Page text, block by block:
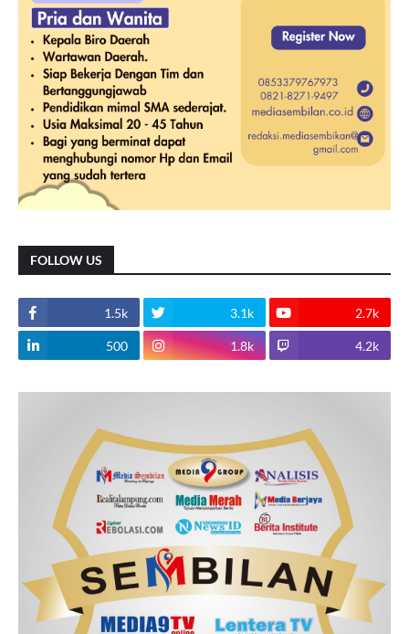
FOLLOW US
1.5k 3.1k 2.7k
500 1.8k 4.2k